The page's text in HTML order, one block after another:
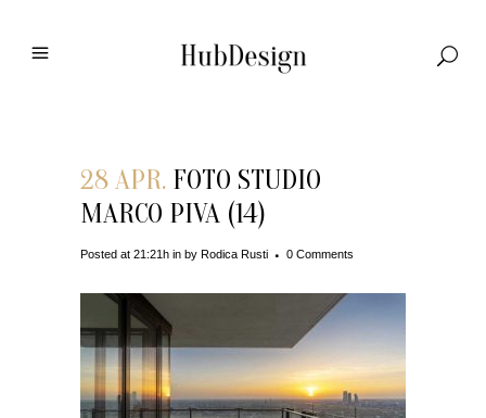
28 APR. FOTO STUDIO
MARCO PIVA (14)
Posted at 21:21h in by Rodica Rusti 0 Comments